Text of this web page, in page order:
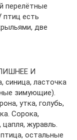
перелётные
есть
две
И
ласточка
зимующие).
утка, голубь,
Сорока,
журавль.
остальные